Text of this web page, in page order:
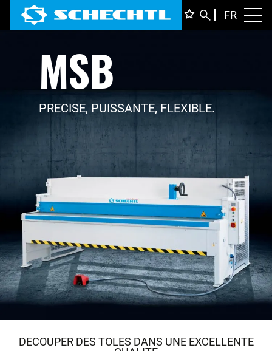
FR
MSB
PRECISE, PUISSANTE, FLEXIBLE.
DECOUPER DES TOLES DANS UNE EXCELLENTE